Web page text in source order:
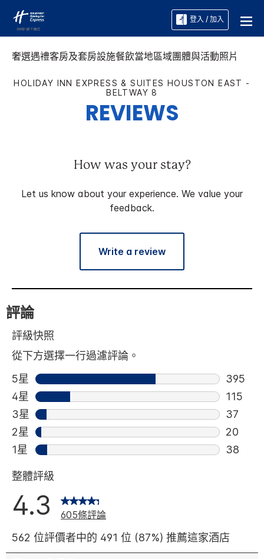
登入 / 加入
奢選遇禮客房及套房設施餐飲當地區域團體與活動照片
HOLIDAY INN EXPRESS & SUITES HOUSTON EAST -
BELTWAY 8
REVIEWS
How was your stay?
Let us know about your experience. We value your
feedback.
Write a review